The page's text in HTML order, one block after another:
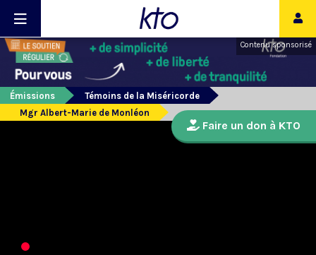
Contenu sponsorisé
Émissions
Témoins de la Miséricorde
Mgr Albert-Marie de Monléon
Faire un don à KTO